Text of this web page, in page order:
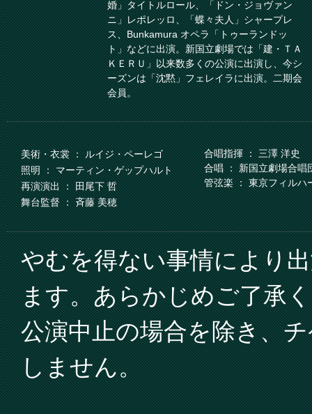
婚」タイトルロール、「ドン・ジョヴァン
ニ」レポレッロ、「蝶々夫人」シャープレ
ス、Bunkamura オペラ「トゥーランドッ
ト」などに出演。新国立劇場では「建・ＴＡ
ＫＥＲＵ」以来数多くの公演に出演し、今シ
ーズンは「沈黙」フェレイラに出演。二期会
会員。
美術・衣裳 ： ルイジ・ペーレゴ
照明 ： マーティン・ゲップハルト
再演演出 ： 田尾下 哲
舞台監督 ： 斉藤 美穂
合唱指揮 ： 三澤 洋史
合唱 ： 新国立劇場合唱
管弦楽 ： 東京フィルハ
やむを得ない事情により
ます。あらかじめご了承
公演中止の場合を除き、
しません。